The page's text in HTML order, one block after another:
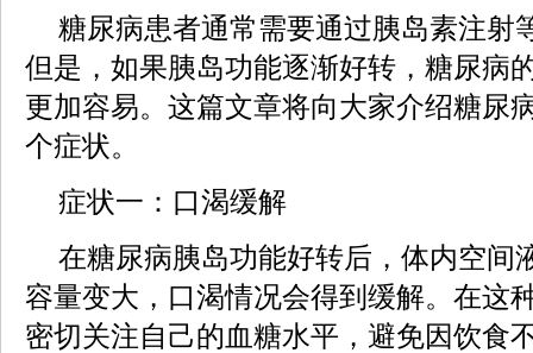
糖尿病患者通常需要通过胰岛素注射
但是，如果胰岛功能逐渐好转，糖尿病
更加容易。这篇文章将向大家介绍糖尿
个症状。
症状一：口渴缓解
在糖尿病胰岛功能好转后，体内空间
容量变大，口渴情况会得到缓解。在这
密切关注自己的血糖水平，避免因饮食